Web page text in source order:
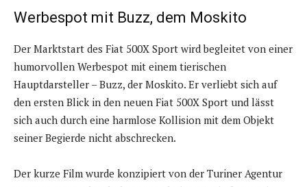
Werbespot mit Buzz, dem Moskito
Der Marktstart des Fiat 500X Sport wird begleitet von einer
humorvollen Werbespot mit einem tierischen
Hauptdarsteller – Buzz, der Moskito. Er verliebt sich auf
den ersten Blick in den neuen Fiat 500X Sport und lässt
sich auch durch eine harmlose Kollision mit dem Objekt
seiner Begierde nicht abschrecken.
Der kurze Film wurde konzipiert von der Turiner Agentur